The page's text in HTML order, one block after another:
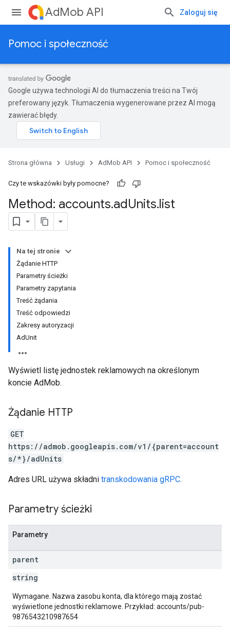
AdMob API Zaloguj się
Pomoc i społeczność
Google używa technologii AI do tłumaczenia treści na Twój
preferowany język. Tłumaczenia wygenerowane przez AI mogą
zawierać błędy.
Strona główna Usługi AdMob API Pomoc i społeczność
Czy te wskazówki były pomocne?
Method: accounts.adUnits.list
Na tej stronie
Żądanie HTTP
Parametry ścieżki
Parametry zapytania
Treść żądania
Treść odpowiedzi
Zakresy autoryzacji
AdUnit
Wyświetl listę jednostek reklamowych na określonym
koncie AdMob.
Żądanie HTTP
GET
https://admob.googleapis.com/v1/{parent=account
s/*}/adUnits
Adres URL używa składni transkodowania gRPC.
Parametry ścieżki
Parametry
parent
string
Wymagane. Nazwa zasobu konta, dla którego mają zostać
wyświetlone jednostki reklamowe. Przykład: accounts/pub-
9876543210987654